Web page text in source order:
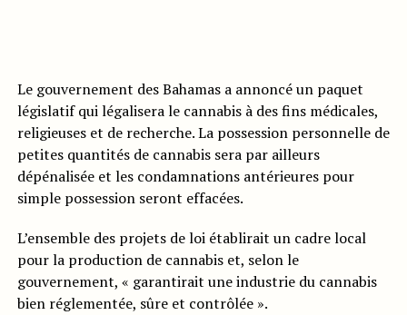
Le gouvernement des Bahamas a annoncé un paquet
législatif qui légalisera le cannabis à des fins médicales,
religieuses et de recherche. La possession personnelle de
petites quantités de cannabis sera par ailleurs
dépénalisée et les condamnations antérieures pour
simple possession seront effacées.
L’ensemble des projets de loi établirait un cadre local
pour la production de cannabis et, selon le
gouvernement, « garantirait une industrie du cannabis
bien réglementée, sûre et contrôlée ».